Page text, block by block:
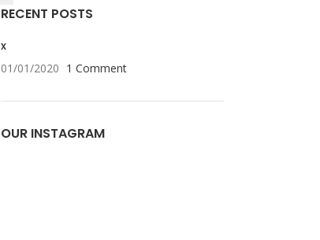
RECENT POSTS
x
01/01/2020 1 Comment
OUR INSTAGRAM